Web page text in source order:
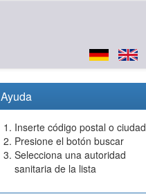
Ayuda
Inserte código postal o ciudad
Presione el botón buscar
Selecciona una autoridad
sanitaria de la lista